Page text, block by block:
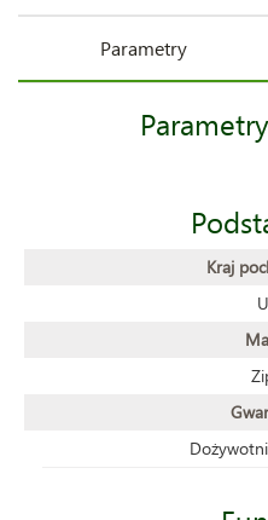
Parametry
Kraj